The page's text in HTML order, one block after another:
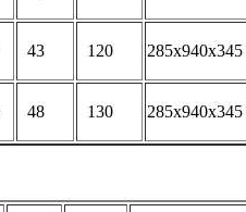
43 120
48 130